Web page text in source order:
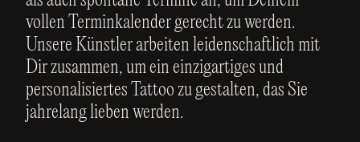
vollen Terminkalender gerecht zu werden.
Unsere Künstler arbeiten leidenschaftlich mit
Dir zusammen, um ein einzigartiges und
personalisiertes Tattoo zu gestalten, das Sie
jahrelang lieben werden.